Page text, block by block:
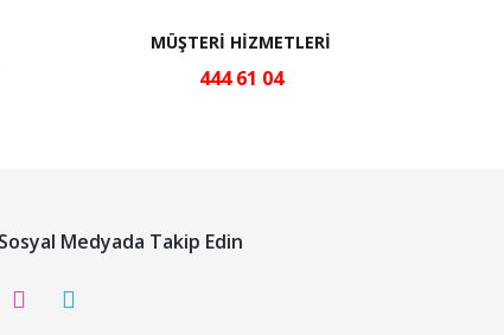
MÜŞTERİ HİZMETLERİ
444 61 04
Medyada Takip Edin